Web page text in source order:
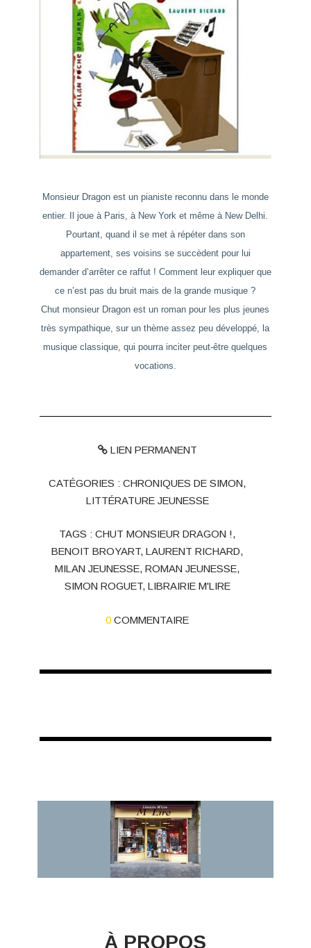
Monsieur Dragon est un pianiste reconnu dans le monde
entier. Il joue à Paris, à New York et même à New Delhi.
Pourtant, quand il se met à répéter dans son
appartement, ses voisins se succèdent pour lui
demander d’arrêter ce raffut ! Comment leur expliquer que
ce n’est pas du bruit mais de la grande musique ?
Chut monsieur Dragon est un roman pour les plus jeunes
très sympathique, sur un thème assez peu développé, la
musique classique, qui pourra inciter peut-être quelques
vocations.
LIEN PERMANENT
CATÉGORIES :CHRONIQUES DE SIMON,
LITTÉRATURE JEUNESSE
TAGS :CHUT MONSIEUR DRAGON !,
BENOIT BROYART,LAURENT RICHARD,
MILAN JEUNESSE,ROMAN JEUNESSE,
SIMON ROGUET, LIBRAIRIE M'LIRE
0 COMMENTAIRE
À PROPOS